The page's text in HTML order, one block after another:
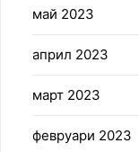
май 2023
април 2023
март 2023
февруари 2023